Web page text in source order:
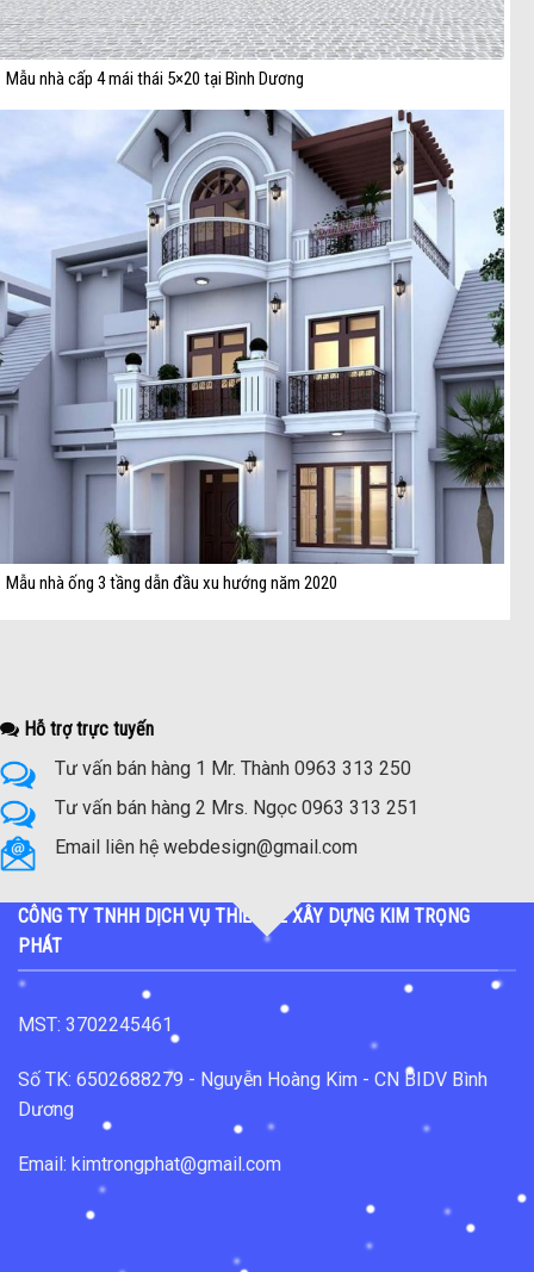
Mẫu nhà cấp 4 mái thái 5×20 tại Bình Dương
Mẫu nhà ống 3 tầng dẫn đầu xu hướng năm 2020
Hỗ trợ trực tuyến
Tư vấn bán hàng 1 Mr. Thành 0963 313 250
Tư vấn bán hàng 2 Mrs. Ngọc 0963 313 251
Email liên hệ webdesign@gmail.com
CÔNG TY TNHH DỊCH VỤ THIẾT KẾ XÂY DỰNG KIM TRỌNG
PHÁT
MST: 3702245461
Số TK: 6502688279 - Nguyễn Hoàng Kim - CN BIDV Bình
Dương
Email: kimtrongphat@gmail.com